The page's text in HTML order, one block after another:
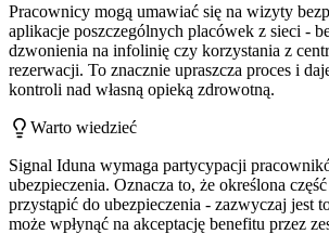
Pracownicy mogą umawiać się na wizyty
aplikacje poszczególnych placówek z sieci -
dzwonienia na infolinię czy korzystania z
rezerwacji. To znacznie upraszcza proces i
kontroli nad własną opieką zdrowotną.
Warto wiedzieć
Signal Iduna wymaga partycypacji
ubezpieczenia. Oznacza to, że określona
przystąpić do ubezpieczenia - zazwyczaj jest
może wpłynąć na akceptację benefitu przez